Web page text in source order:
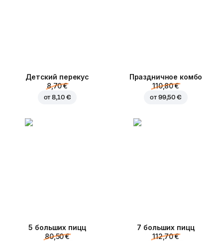
Детский перекус
8,70 €
от8,10 €
Праздничное комбо
110,80 €
от 99,50 €
5 больших пицц
80,50 €
7 больших пицц
112,70 €